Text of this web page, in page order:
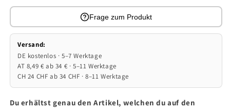
Frage zum Produkt
Versand:
DE kostenlos · 5–7 Werktage
AT 8,49 € ab 34 € · 5–11 Werktage
CH 24 CHF ab 34 CHF · 8–11 Werktage
Du erhältst genau den Artikel, welchen du auf den